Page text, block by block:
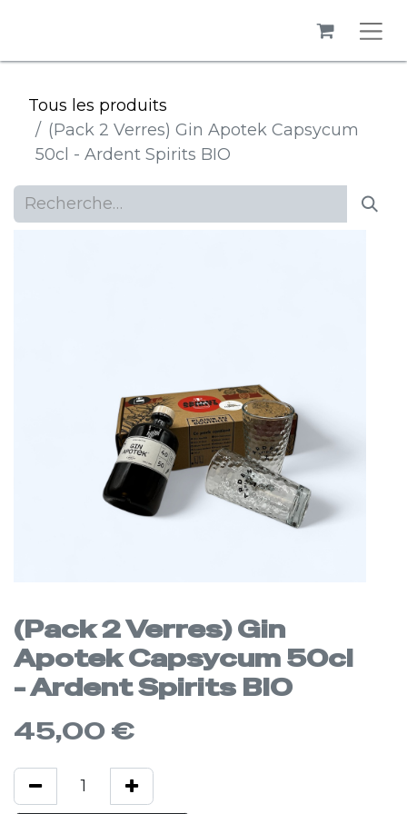
Tous les produits
(Pack 2 Verres) Gin Apotek Capsycum
50cl - Ardent Spirits BIO
(Pack 2 Verres) Gin
Apotek Capsycum 50cl
- Ardent Spirits BIO
45,00 €